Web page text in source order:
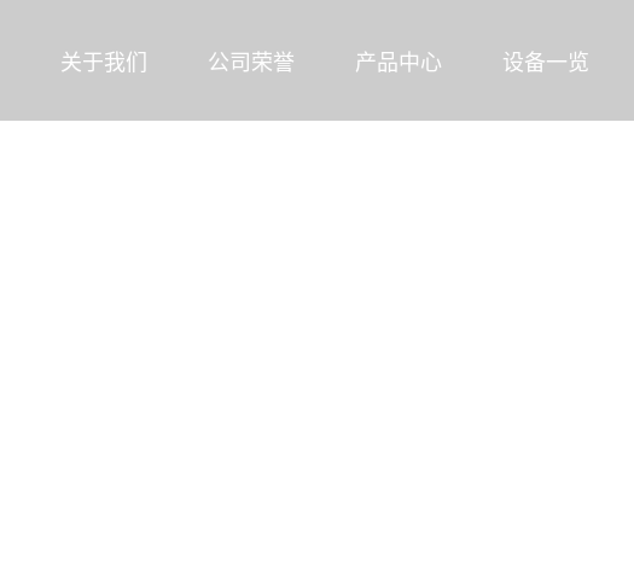
关于我们 公司荣誉 产品中心 设备一览